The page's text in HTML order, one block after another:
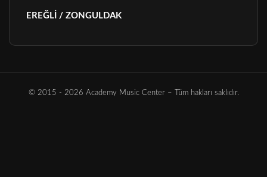
EREĞLİ / ZONGULDAK
© 2015 - 2026 Academy Music Center – Tüm hakları saklıdır.